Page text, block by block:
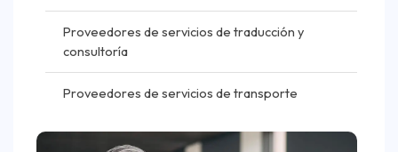
Proveedores de servicios de traducción y
consultoría
Proveedores de servicios de transporte